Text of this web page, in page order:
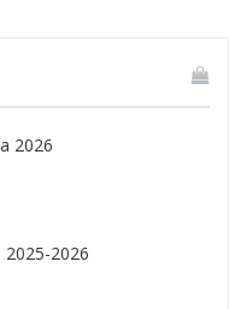
2026
2026